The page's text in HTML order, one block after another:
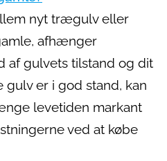
nyt trægulv eller
afhænger
af gulvets tilstand og dit
er i god stand, kan
levetiden markant
ved at købe